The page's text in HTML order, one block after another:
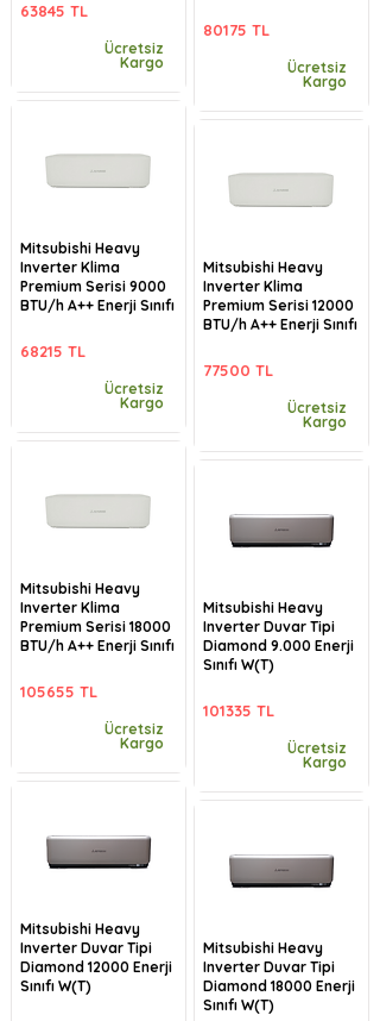
63845 TL
Ücretsiz
Kargo
Mitsubishi Heavy
Inverter Klima
Premium Serisi 9000
BTU/h A++ Enerji Sınıfı
68215 TL
Ücretsiz
Kargo
Mitsubishi Heavy
Inverter Klima
Premium Serisi 18000
BTU/h A++ Enerji Sınıfı
105655 TL
Ücretsiz
Kargo
Mitsubishi Heavy
Inverter Duvar Tipi
Diamond 12000 Enerji
Sınıfı W(T)
80175 TL
Ücretsiz
Kargo
Mitsubishi Heavy
Inverter Klima
Premium Serisi 12000
BTU/h A++ Enerji Sınıfı
77500 TL
Ücretsiz
Kargo
Mitsubishi Heavy
Inverter Duvar Tipi
Diamond 9.000 Enerji
Sınıfı W(T)
101335 TL
Ücretsiz
Kargo
Mitsubishi Heavy
Inverter Duvar Tipi
Diamond 18000 Enerji
Sınıfı W(T)